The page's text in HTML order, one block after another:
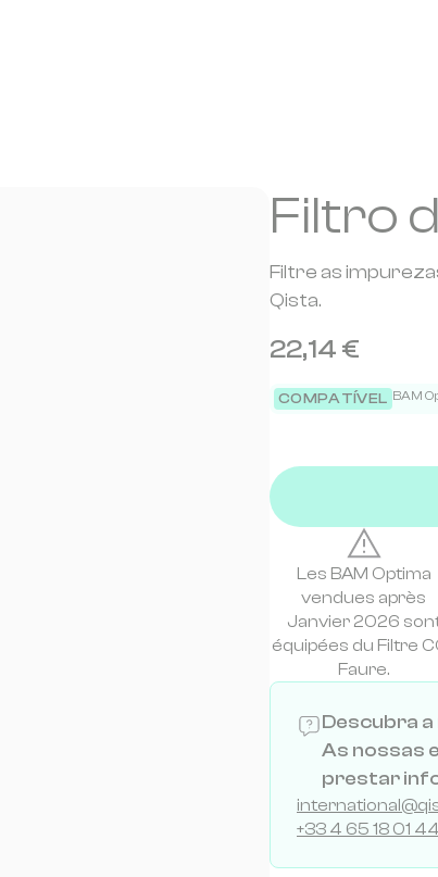
Filtro
Filtre as
Qista.
22,14 €
COMPATÍVEL BAM
Les BAM Optima
vendues après
Janvier 2026
équipées du Filtre
Faure.
Descubra a
As nossas
prestar
+33 4 65 18 01 44